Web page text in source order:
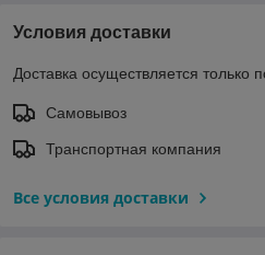
Условия доставки
Доставка осуществляется только
Самовывоз
Транспортная компания
Все условия доставки